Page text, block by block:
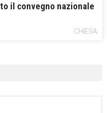
il convegno nazionale
CHIESA